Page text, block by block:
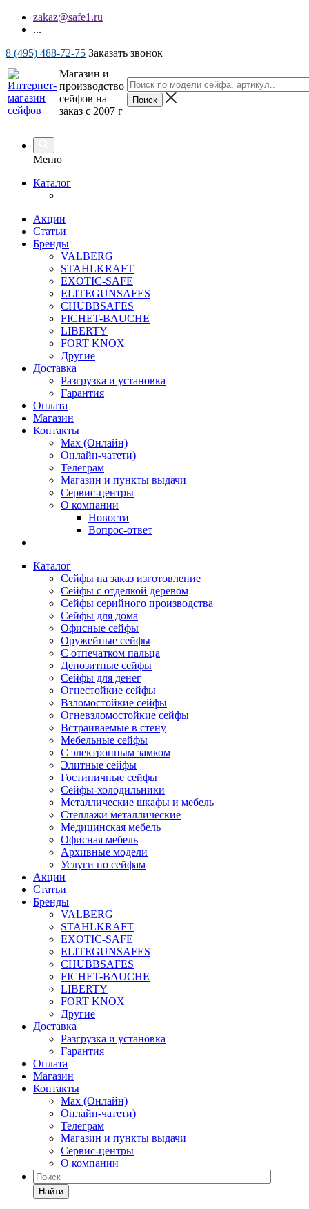
zakaz@safe1.ru
...
8 (495) 488-72-75 Заказать звонок
Магазин и
производство
сейфов на
заказ с 2007 г
Меню
Каталог
Акции
Статьи
Бренды
VALBERG
STAHLKRAFT
EXOTIC-SAFE
ELITEGUNSAFES
CHUBBSAFES
FICHET-BAUCHE
LIBERTY
FORT KNOX
Другие
Доставка
Разгрузка и установка
Гарантия
Оплата
Магазин
Контакты
Max (Онлайн)
Онлайн-чатети)
Телеграм
Магазин и пункты выдачи
Сервис-центры
О компании
Новости
Вопрос-ответ
Каталог
Сейфы на заказ изготовление
Сейфы с отделкой деревом
Сейфы серийного производства
Сейфы для дома
Офисные сейфы
Оружейные сейфы
С отпечатком пальца
Депозитные сейфы
Сейфы для денег
Огнестойкие сейфы
Взломостойкие сейфы
Огневзломостойкие сейфы
Встраиваемые в стену
Мебельные сейфы
С электронным замком
Элитные сейфы
Гостиничные сейфы
Сейфы-холодильники
Металлические шкафы и мебель
Стеллажи металлические
Медицинская мебель
Офисная мебель
Архивные модели
Услуги по сейфам
Акции
Статьи
Бренды
VALBERG
STAHLKRAFT
EXOTIC-SAFE
ELITEGUNSAFES
CHUBBSAFES
FICHET-BAUCHE
LIBERTY
FORT KNOX
Другие
Доставка
Разгрузка и установка
Гарантия
Оплата
Магазин
Контакты
Max (Онлайн)
Онлайн-чатети)
Телеграм
Магазин и пункты выдачи
Сервис-центры
О компании
Найти